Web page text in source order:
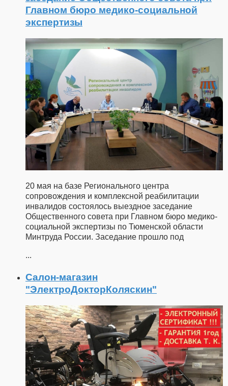
Главном бюро медико-социальной
экспертизы
20 мая на базе Регионального центра
сопровождения и комплексной реабилитации
инвалидов состоялось выездное заседание
Общественного совета при Главном бюро медико-
социальной экспертизы по Тюменской области
Минтруда России. Заседание прошло под
...
Салон-магазин
"ЭлектроДокторКоляскин"